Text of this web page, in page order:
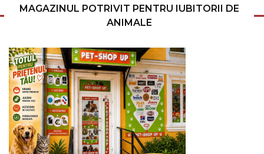
MAGAZINUL POTRIVIT PENTRU IUBITORII DE
ANIMALE